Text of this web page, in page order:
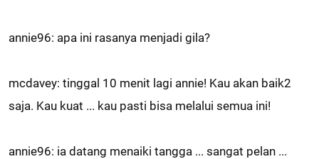
annie96: apa ini rasanya menjadi gila?
mcdavey: tinggal 10 menit lagi annie! Kau akan baik2
saja. Kau kuat ... kau pasti bisa melalui semua ini!
annie96: ia datang menaiki tangga ... sangat pelan ...